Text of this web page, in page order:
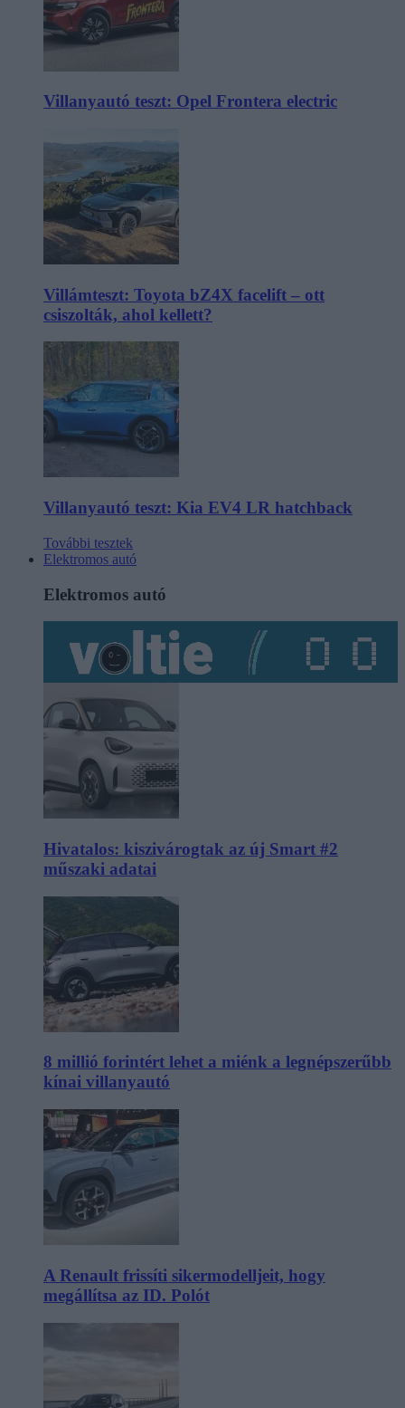
Villanyautó teszt: Opel Frontera electric
Villámteszt: Toyota bZ4X facelift – ott
csiszolták, ahol kellett?
Villanyautó teszt: Kia EV4 LR hatchback
További tesztek
Elektromos autó
Elektromos autó
Hivatalos: kiszivárogtak az új Smart #2
műszaki adatai
8 millió forintért lehet a miénk a legnépszerűbb
kínai villanyautó
A Renault frissíti sikermodelljeit, hogy
megállítsa az ID. Polót